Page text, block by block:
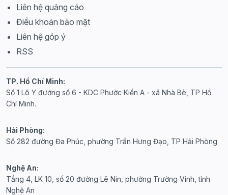
Liên hệ quảng cáo
Điều khoản bảo mật
Liên hệ góp ý
RSS
TP. Hồ Chí Minh:
Số 1 Lô Y đường số 6 - KDC Phước Kiển A - xã Nhà Bè, TP Hồ
Chí Minh.
Hải Phòng:
Số 282 đường Đa Phúc, phường Trần Hưng Đạo, TP Hải Phòng
Nghệ An:
Tầng 4, LK 10, số 20 đường Lê Nin, phường Trường Vinh, tỉnh
Nghệ An